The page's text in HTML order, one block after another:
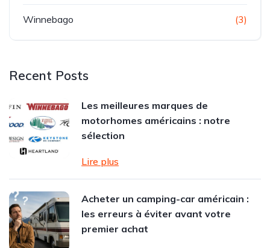
Winnebago (3)
Recent Posts
Les meilleures marques de
motorhomes américains : notre
sélection
Lire plus
Acheter un camping-car américain :
les erreurs à éviter avant votre
premier achat